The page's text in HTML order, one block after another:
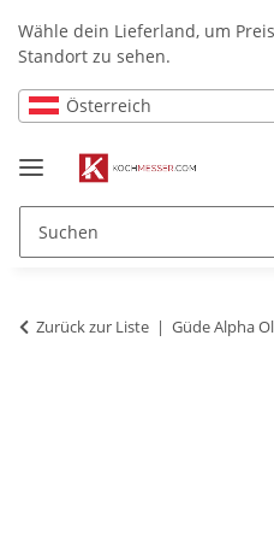
Wähle dein Lieferland, um
Standort zu sehen.
Österreich
Zurück zur Liste Güde Alpha